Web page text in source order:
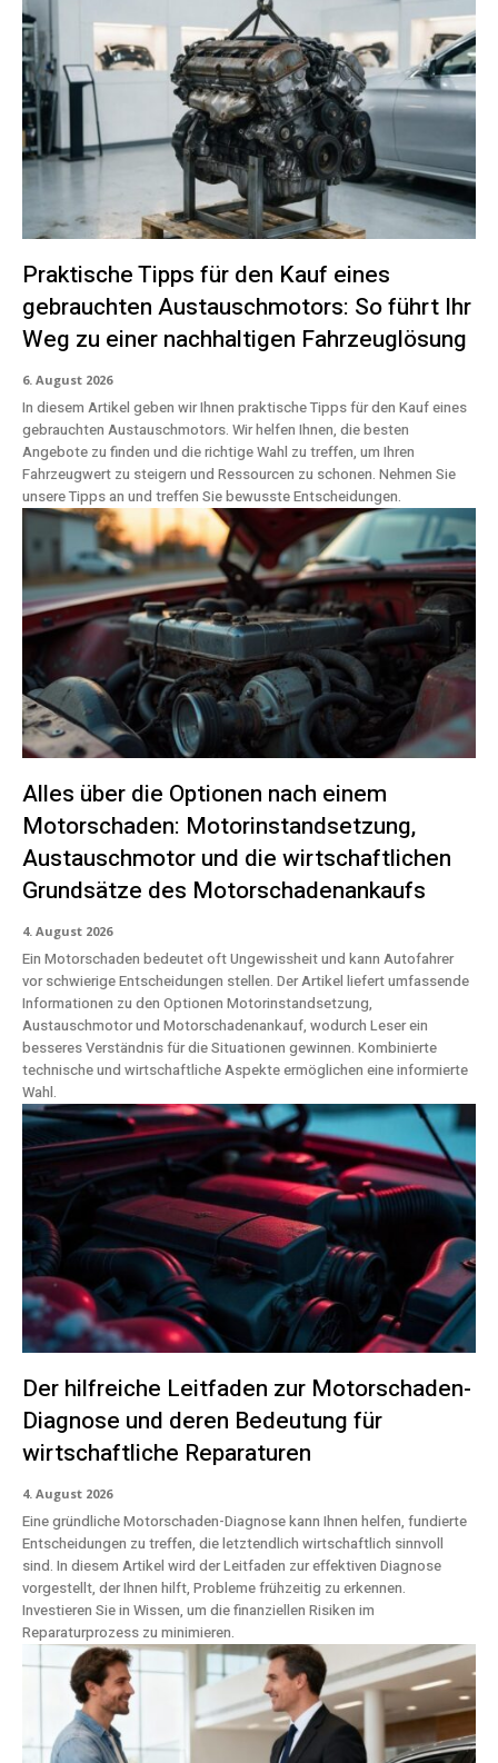
Praktische Tipps für den Kauf eines
gebrauchten Austauschmotors: So führt Ihr
Weg zu einer nachhaltigen Fahrzeuglösung
6. August 2026
In diesem Artikel geben wir Ihnen praktische Tipps für den Kauf eines
gebrauchten Austauschmotors. Wir helfen Ihnen, die besten
Angebote zu finden und die richtige Wahl zu treffen, um Ihren
Fahrzeugwert zu steigern und Ressourcen zu schonen. Nehmen Sie
unsere Tipps an und treffen Sie bewusste Entscheidungen.
Alles über die Optionen nach einem
Motorschaden: Motorinstandsetzung,
Austauschmotor und die wirtschaftlichen
Grundsätze des Motorschadenankaufs
4. August 2026
Ein Motorschaden bedeutet oft Ungewissheit und kann Autofahrer
vor schwierige Entscheidungen stellen. Der Artikel liefert umfassende
Informationen zu den Optionen Motorinstandsetzung,
Austauschmotor und Motorschadenankauf, wodurch Leser ein
besseres Verständnis für die Situationen gewinnen. Kombinierte
technische und wirtschaftliche Aspekte ermöglichen eine informierte
Wahl.
Der hilfreiche Leitfaden zur Motorschaden-
Diagnose und deren Bedeutung für
wirtschaftliche Reparaturen
4. August 2026
Eine gründliche Motorschaden-Diagnose kann Ihnen helfen, fundierte
Entscheidungen zu treffen, die letztendlich wirtschaftlich sinnvoll
sind. In diesem Artikel wird der Leitfaden zur effektiven Diagnose
vorgestellt, der Ihnen hilft, Probleme frühzeitig zu erkennen.
Investieren Sie in Wissen, um die finanziellen Risiken im
Reparaturprozess zu minimieren.